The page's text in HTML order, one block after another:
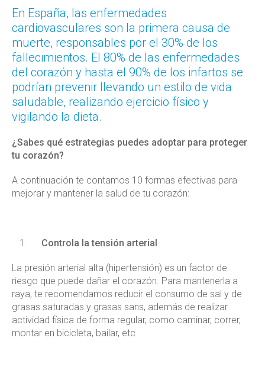
En España, las enfermedades
cardiovasculares son la primera causa de
muerte, responsables por el 30% de los
fallecimientos. El 80% de las enfermedades
del corazón y hasta el 90% de los infartos se
podrían prevenir llevando un estilo de vida
saludable, realizando ejercicio físico y
vigilando la dieta.
¿Sabes qué estrategias puedes adoptar para proteger
tu corazón?
A continuación te contamos 10 formas efectivas para
mejorar y mantener la salud de tu corazón:
Controla la tensión arterial
La presión arterial alta (hipertensión) es un factor de
riesgo que puede dañar el corazón. Para mantenerla a
raya, te recomendamos reducir el consumo de sal y de
grasas saturadas y grasas sans, además de realizar
actividad física de forma regular, como caminar, correr,
montar en bicicleta, bailar, etc